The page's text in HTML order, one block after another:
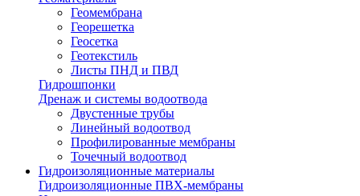
Геомембрана
Георешетка
Геосетка
Геотекстиль
Листы ПНД и ПВД
Гидрошпонки
Дренаж и системы водоотвода
Двустенные трубы
Линейный водоотвод
Профилированные мембраны
Точечный водоотвод
Гидроизоляционные материалы
Гидроизоляционные ПВХ-мембраны